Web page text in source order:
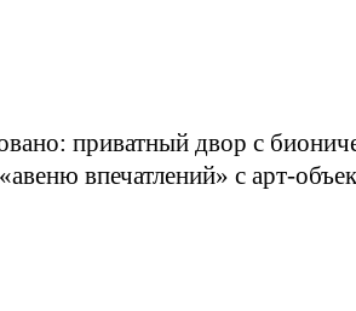
приватный двор с
впечатлений» с арт-